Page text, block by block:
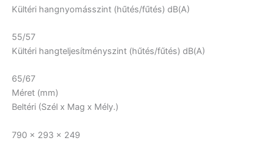
Kültéri hangnyomásszint (hűtés/fűtés) dB(A)
55/57
Kültéri hangteljesítményszint (hűtés/fűtés) dB(A)
65/67
Méret (mm)
Beltéri (Szél x Mag x Mély.)
790 x 293 x 249